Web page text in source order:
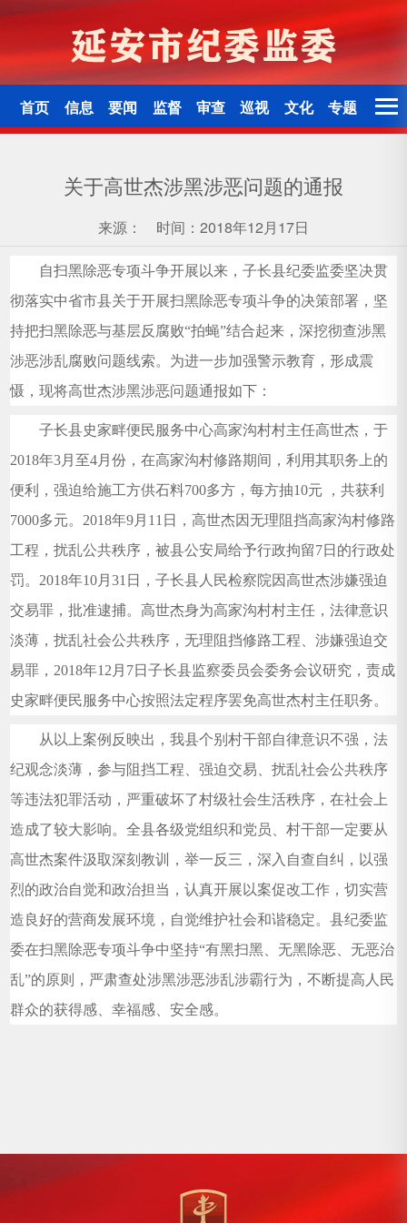
首页 信息 要闻 监督 审查 巡视 文化 专题
关于高世杰涉黑涉恶问题的通报
来源： 时间：2018年12月17日
自扫黑除恶专项斗争开展以来，子长县纪委监委坚决贯
彻落实中省市县关于开展扫黑除恶专项斗争的决策部署，坚
持把扫黑除恶与基层反腐败“拍蝇”结合起来，深挖彻查涉黑
涉恶涉乱腐败问题线索。为进一步加强警示教育，形成震
慑，现将高世杰涉黑涉恶问题通报如下：
子长县史家畔便民服务中心高家沟村村主任高世杰，于
2018年3月至4月份，在高家沟村修路期间，利用其职务上的
便利，强迫给施工方供石料700多方，每方抽10元 ，共获利
7000多元。2018年9月11日，高世杰因无理阻挡高家沟村修路
工程，扰乱公共秩序，被县公安局给予行政拘留7日的行政处
罚。2018年10月31日，子长县人民检察院因高世杰涉嫌强迫
交易罪，批准逮捕。高世杰身为高家沟村村主任，法律意识
淡薄，扰乱社会公共秩序，无理阻挡修路工程、涉嫌强迫交
易罪，2018年12月7日子长县监察委员会委务会议研究，责成
史家畔便民服务中心按照法定程序罢免高世杰村主任职务。
从以上案例反映出，我县个别村干部自律意识不强，法
纪观念淡薄，参与阻挡工程、强迫交易、扰乱社会公共秩序
等违法犯罪活动，严重破坏了村级社会生活秩序，在社会上
造成了较大影响。全县各级党组织和党员、村干部一定要从
高世杰案件汲取深刻教训，举一反三，深入自查自纠，以强
烈的政治自觉和政治担当，认真开展以案促改工作，切实营
造良好的营商发展环境，自觉维护社会和谐稳定。县纪委监
委在扫黑除恶专项斗争中坚持“有黑扫黑、无黑除恶、无恶治
乱”的原则，严肃查处涉黑涉恶涉乱涉霸行为，不断提高人民
群众的获得感、幸福感、安全感。